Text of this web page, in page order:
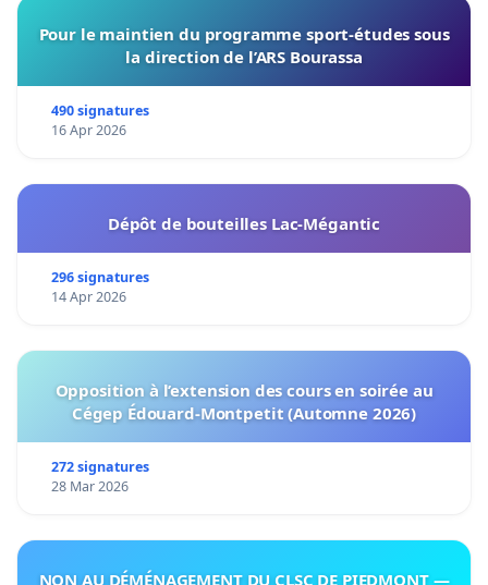
Pour le maintien du programme sport-études sous
la direction de l’ARS Bourassa
490 signatures
16 Apr 2026
Dépôt de bouteilles Lac-Mégantic
296 signatures
14 Apr 2026
Opposition à l’extension des cours en soirée au
Cégep Édouard-Montpetit (Automne 2026)
272 signatures
28 Mar 2026
NON AU DÉMÉNAGEMENT DU CLSC DE PIEDMONT —